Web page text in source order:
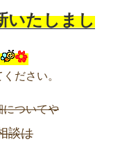
いたしまし
ださい。
についてや
談は